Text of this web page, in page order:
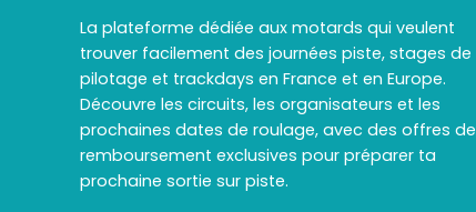
La plateforme dédiée aux motards qui veulent
trouver facilement des journées piste, stages de
pilotage et trackdays en France et en Europe.
Découvre les circuits, les organisateurs et les
prochaines dates de roulage, avec des offres de
remboursement exclusives pour préparer ta
prochaine sortie sur piste.